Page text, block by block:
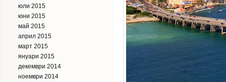
юли 2015
юни 2015
май 2015
април 2015
март 2015
януари 2015
декември 2014
ноември 2014